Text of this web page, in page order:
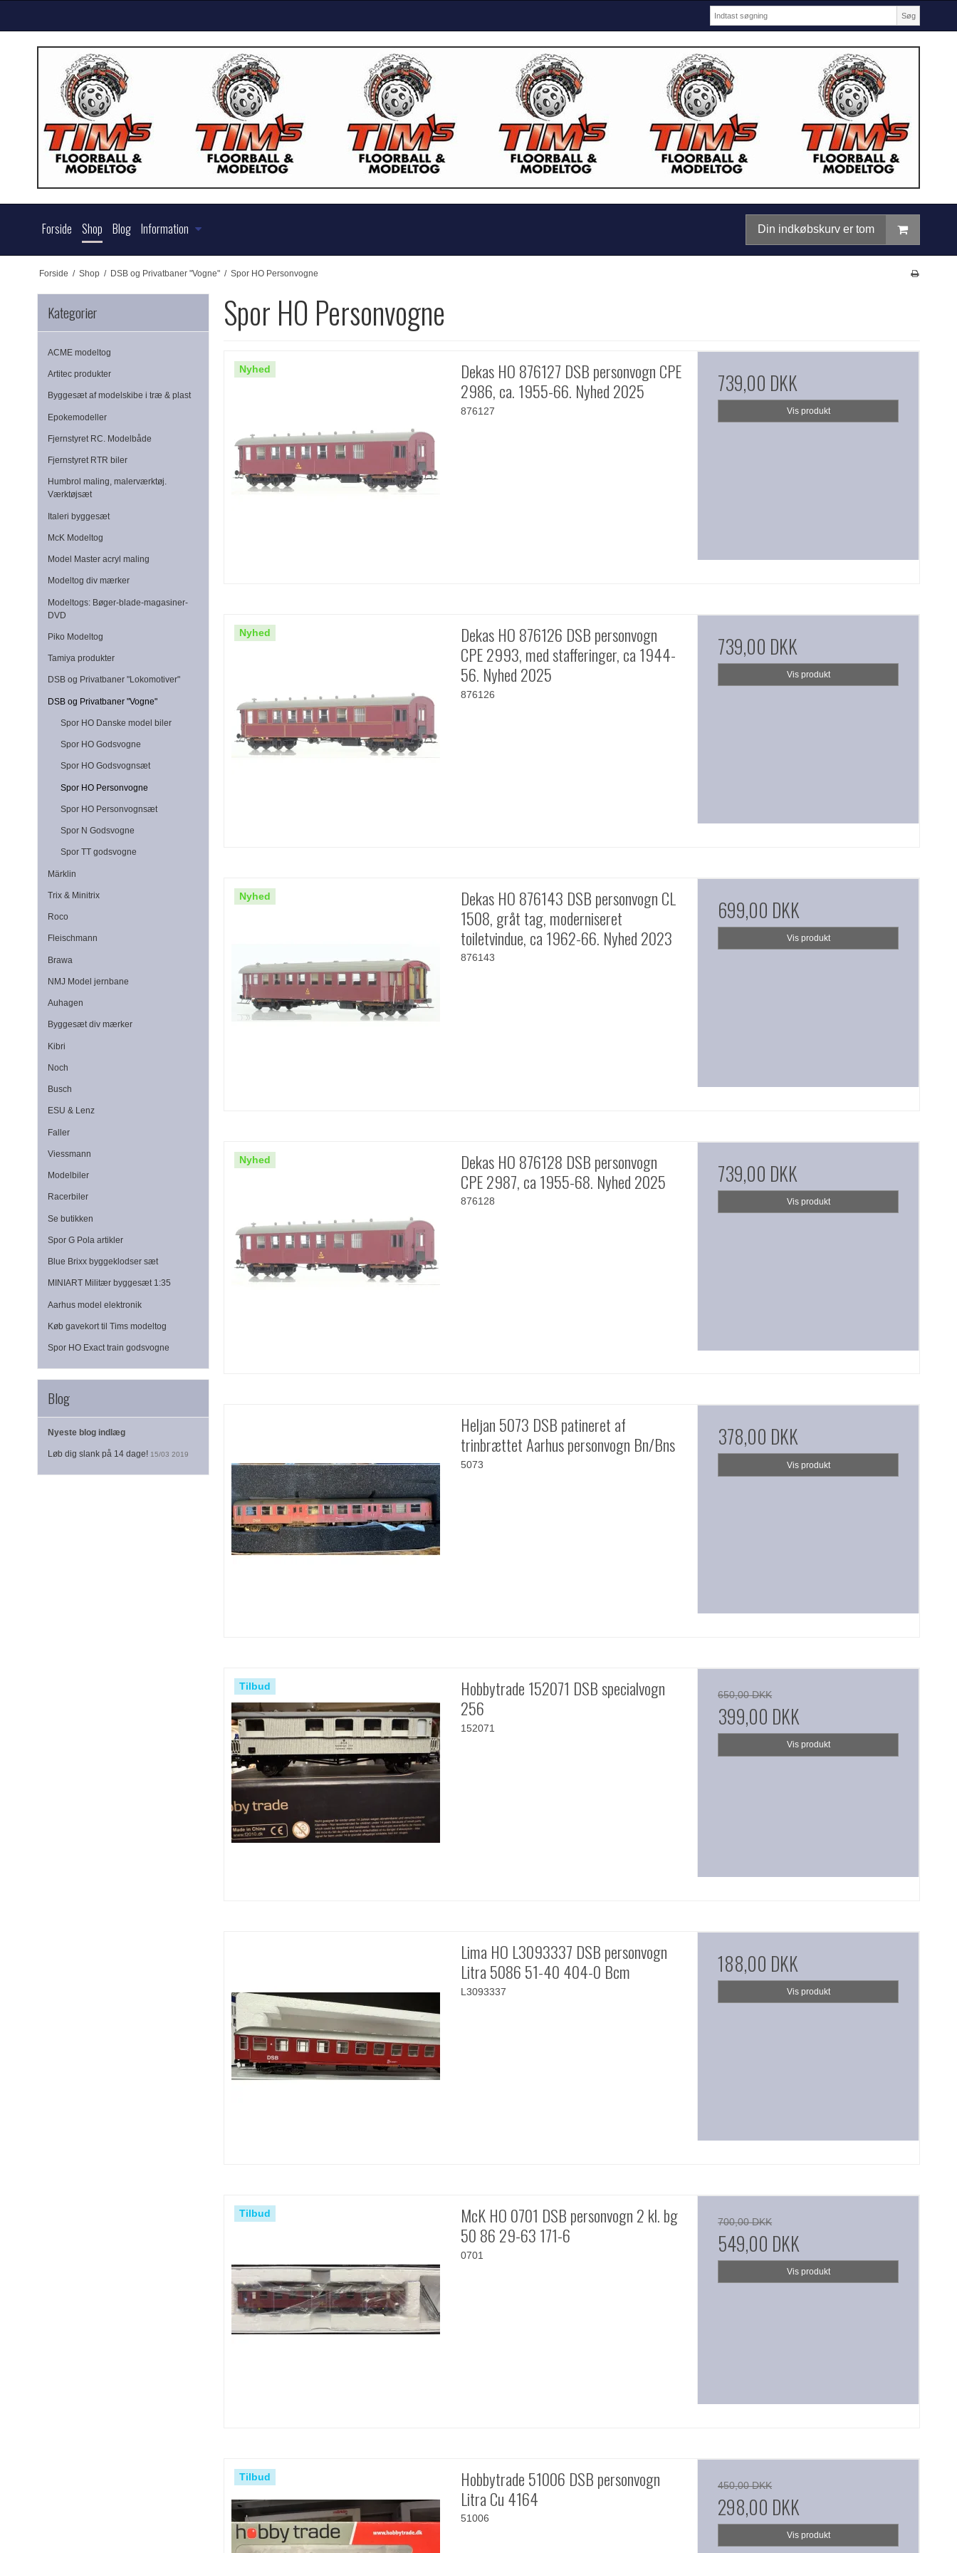
Søg
Forside Shop Blog Information Din indkøbskurv er tom
Forside / Shop / DSB og Privatbaner "Vogne" / Spor HO Personvogne
Kategorier
ACME modeltog
Artitec produkter
Byggesæt af modelskibe i træ & plast
Epokemodeller
Fjernstyret RC. Modelbåde
Fjernstyret RTR biler
Humbrol maling, malerværktøj.
Værktøjsæt
Italeri byggesæt
McK Modeltog
Model Master acryl maling
Modeltog div mærker
Modeltogs: Bøger-blade-magasiner-
DVD
Piko Modeltog
Tamiya produkter
DSB og Privatbaner "Lokomotiver"
DSB og Privatbaner "Vogne"
Spor HO Danske model biler
Spor HO Godsvogne
Spor HO Godsvognsæt
Spor HO Personvogne
Spor HO Personvognsæt
Spor N Godsvogne
Spor TT godsvogne
Märklin
Trix & Minitrix
Roco
Fleischmann
Brawa
NMJ Model jernbane
Auhagen
Byggesæt div mærker
Kibri
Noch
Busch
ESU & Lenz
Faller
Viessmann
Modelbiler
Racerbiler
Se butikken
Spor G Pola artikler
Blue Brixx byggeklodser sæt
MINIART Militær byggesæt 1:35
Aarhus model elektronik
Køb gavekort til Tims modeltog
Spor HO Exact train godsvogne
Blog
Nyeste blog indlæg
Løb dig slank på 14 dage! 15/03 2019
Spor HO Personvogne
Nyhed
Dekas HO 876127 DSB personvogn CPE
2986, ca. 1955-66. Nyhed 2025
876127
739,00 DKK
Vis produkt
Nyhed
Dekas HO 876126 DSB personvogn
CPE 2993, med stafferinger, ca 1944-
56. Nyhed 2025
876126
739,00 DKK
Vis produkt
Nyhed
Dekas HO 876143 DSB personvogn CL
1508, gråt tag, moderniseret
toiletvindue, ca 1962-66. Nyhed 2023
876143
699,00 DKK
Vis produkt
Nyhed
Dekas HO 876128 DSB personvogn
CPE 2987, ca 1955-68. Nyhed 2025
876128
739,00 DKK
Vis produkt
Heljan 5073 DSB patineret af
trinbrættet Aarhus personvogn Bn/Bns
5073
378,00 DKK
Vis produkt
Tilbud
Hobbytrade 152071 DSB specialvogn
256
152071
650,00 DKK
399,00 DKK
Vis produkt
Lima HO L3093337 DSB personvogn
Litra 5086 51-40 404-0 Bcm
L3093337
188,00 DKK
Vis produkt
Tilbud
McK HO 0701 DSB personvogn 2 kl. bg
50 86 29-63 171-6
0701
700,00 DKK
549,00 DKK
Vis produkt
Tilbud
Hobbytrade 51006 DSB personvogn
Litra Cu 4164
51006
450,00 DKK
298,00 DKK
Vis produkt